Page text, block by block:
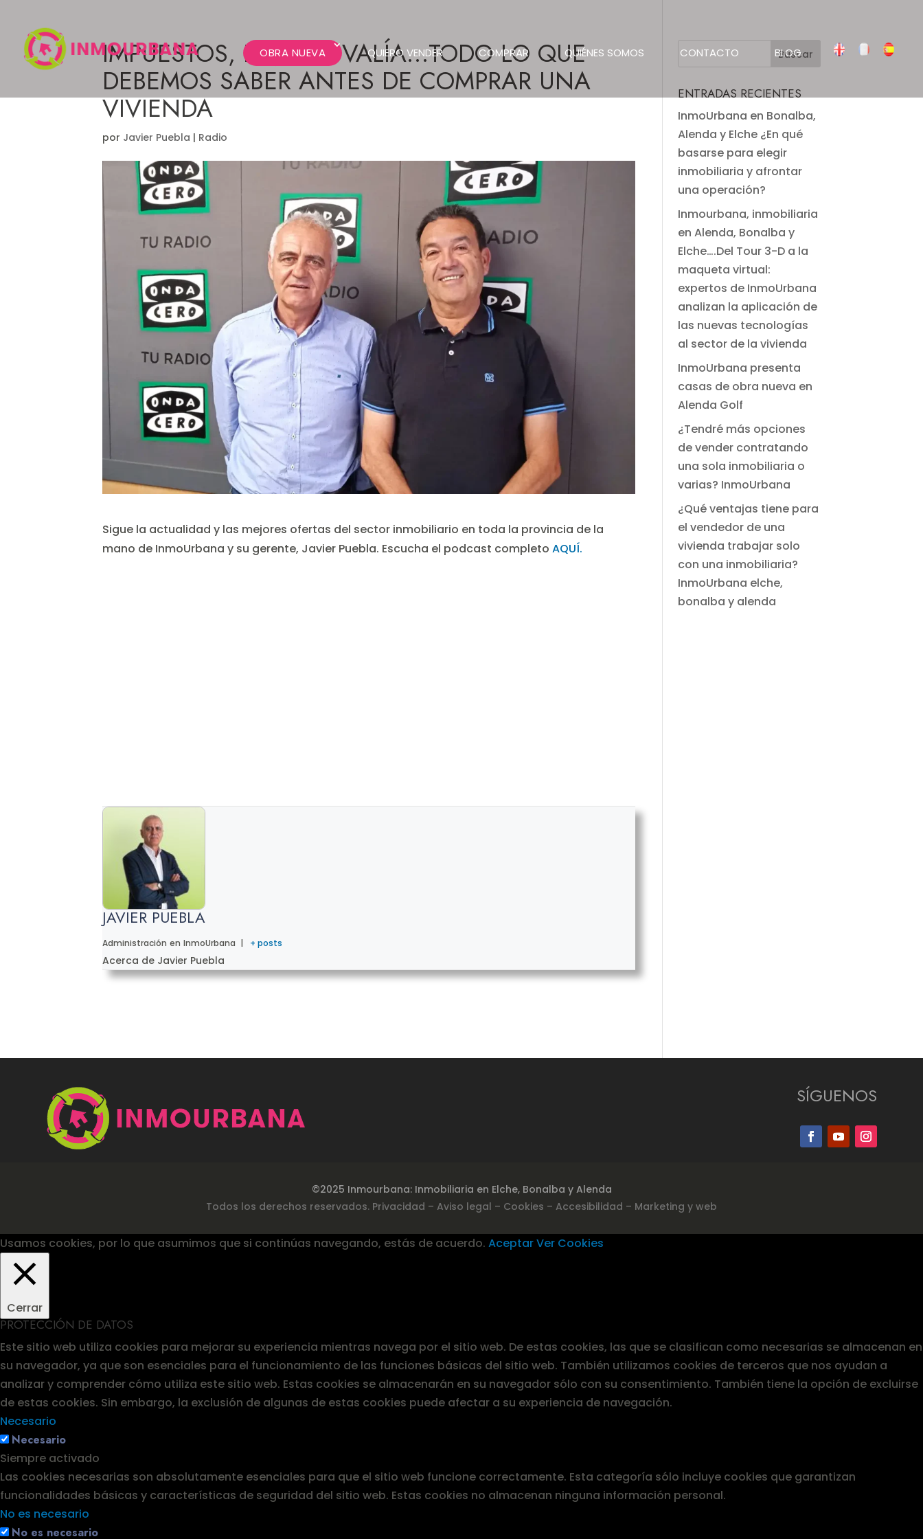
OBRA NUEVA QUIERO VENDER COMPRAR QUIÉNES SOMOS CONTACTO BLOG
IMPUESTOS, ITP, PLUSVALÍA…TODO LO QUE
DEBEMOS SABER ANTES DE COMPRAR UNA
VIVIENDA
por Javier Puebla | Radio
Sigue la actualidad y las mejores ofertas del sector inmobiliario en toda la provincia de la
mano de InmoUrbana y su gerente, Javier Puebla. Escucha el podcast completoAQUÍ.
JAVIER PUEBLA
Administración en InmoUrbana | + posts
Acerca de Javier Puebla
ENTRADAS RECIENTES
InmoUrbana en Bonalba,
Alenda y Elche ¿En qué
basarse para elegir
inmobiliaria y afrontar
una operación?
Inmourbana, inmobiliaria
en Alenda, Bonalba y
Elche….Del Tour 3-D a la
maqueta virtual:
expertos de InmoUrbana
analizan la aplicación de
las nuevas tecnologías
al sector de la vivienda
InmoUrbana presenta
casas de obra nueva en
Alenda Golf
¿Tendré más opciones
de vender contratando
una sola inmobiliaria o
varias? InmoUrbana
¿Qué ventajas tiene para
el vendedor de una
vivienda trabajar solo
con una inmobiliaria?
InmoUrbana elche,
bonalba y alenda
SÍGUENOS
©2025 Inmourbana: Inmobiliaria en Elche, Bonalba y Alenda
Todos los derechos reservados. Privacidad – Aviso legal – Cookies – Accesibilidad – Marketing y web
Usamos cookies, por lo que asumimos que si continúas navegando, estás de acuerdo. AceptarVer Cookies
Cerrar
PROTECCIÓN DE DATOS
Este sitio web utiliza cookies para mejorar su experiencia mientras navega por el sitio web. De estas cookies, las que se clasifican como necesarias se almacenan en
su navegador, ya que son esenciales para el funcionamiento de las funciones básicas del sitio web. También utilizamos cookies de terceros que nos ayudan a
analizar y comprender cómo utiliza este sitio web. Estas cookies se almacenarán en su navegador sólo con su consentimiento. También tiene la opción de excluirse
de estas cookies. Sin embargo, la exclusión de algunas de estas cookies puede afectar a su experiencia de navegación.
Necesario
Necesario
Siempre activado
Las cookies necesarias son absolutamente esenciales para que el sitio web funcione correctamente. Esta categoría sólo incluye cookies que garantizan
funcionalidades básicas y características de seguridad del sitio web. Estas cookies no almacenan ninguna información personal.
No es necesario
No es necesario